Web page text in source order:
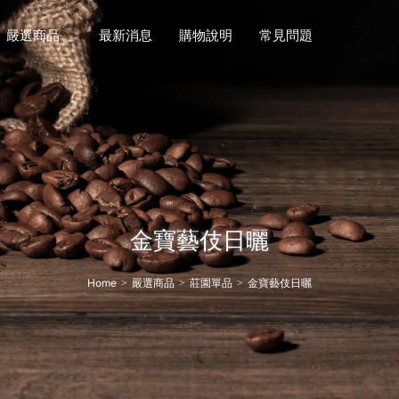
嚴選商品 最新消息 購物說明 常見問題
金寶藝伎日曬
Home 嚴選商品 莊園單品 金寶藝伎日曬